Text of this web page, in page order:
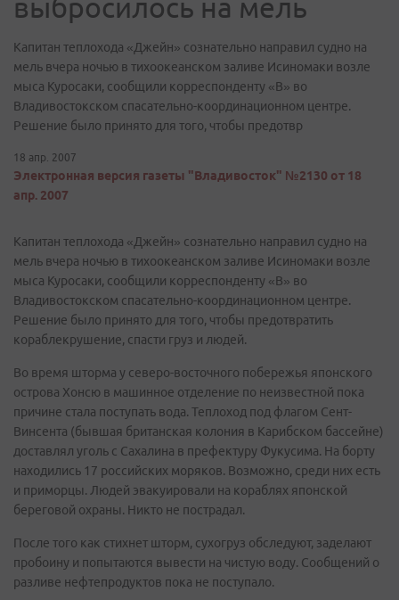
выбросилось на мель
Капитан теплохода «Джейн» сознательно направил судно на
мель вчера ночью в тихоокеанском заливе Исиномаки возле
мыса Куросаки, сообщили корреспонденту «В» во
Владивостокском спасательно-координационном центре.
Решение было принято для того, чтобы предотвр
18 апр. 2007
Электронная версия газеты "Владивосток" №2130 от 18
апр. 2007
Капитан теплохода «Джейн» сознательно направил судно на
мель вчера ночью в тихоокеанском заливе Исиномаки возле
мыса Куросаки, сообщили корреспонденту «В» во
Владивостокском спасательно-координационном центре.
Решение было принято для того, чтобы предотвратить
кораблекрушение, спасти груз и людей.
Во время шторма у северо-восточного побережья японского
острова Хонсю в машинное отделение по неизвестной пока
причине стала поступать вода. Теплоход под флагом Сент-
Винсента (бывшая британская колония в Карибском бассейне)
доставлял уголь с Сахалина в префектуру Фукусима. На борту
находились 17 российских моряков. Возможно, среди них есть
и приморцы. Людей эвакуировали на кораблях японской
береговой охраны. Никто не пострадал.
После того как стихнет шторм, сухогруз обследуют, заделают
пробоину и попытаются вывести на чистую воду. Сообщений о
разливе нефтепродуктов пока не поступало.